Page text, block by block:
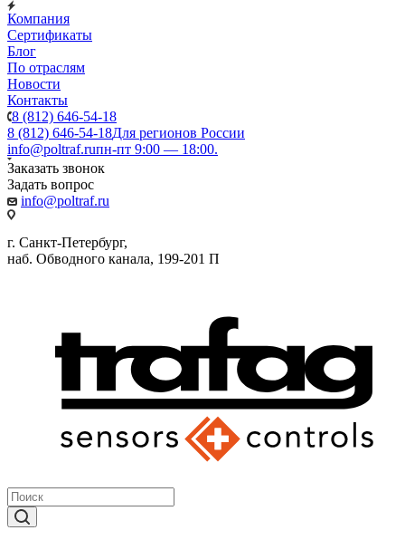
Компания
Сертификаты
Блог
По отраслям
Новости
Контакты
8 (812) 646-54-18
8 (812) 646-54-18Для регионов России
info@poltraf.ruпн-пт 9:00 — 18:00.
Заказать звонок
Задать вопрос
info@poltraf.ru
г. Санкт-Петербург,
наб. Обводного канала, 199-201 П